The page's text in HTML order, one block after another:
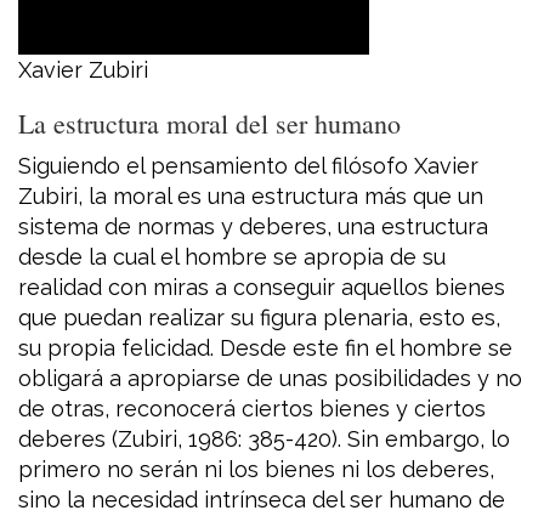
Xavier Zubiri
La estructura moral del ser humano
Siguiendo el pensamiento del filósofo Xavier
Zubiri, la moral es una estructura más que un
sistema de normas y deberes, una estructura
desde la cual el hombre se apropia de su
realidad con miras a conseguir aquellos bienes
que puedan realizar su figura plenaria, esto es,
su propia felicidad. Desde este fin el hombre se
obligará a apropiarse de unas posibilidades y no
de otras, reconocerá ciertos bienes y ciertos
deberes (Zubiri, 1986: 385-420). Sin embargo, lo
primero no serán ni los bienes ni los deberes,
sino la necesidad intrínseca del ser humano de